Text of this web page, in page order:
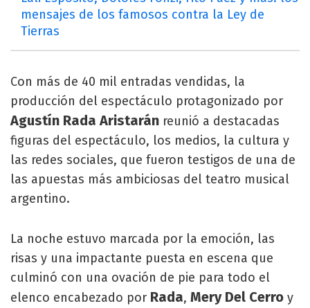
mensajes de los famosos contra la Ley de
Tierras
Con más de 40 mil entradas vendidas, la
producción del espectáculo protagonizado por
Agustín Rada Aristarán reunió a destacadas
figuras del espectáculo, los medios, la cultura y
las redes sociales, que fueron testigos de una de
las apuestas más ambiciosas del teatro musical
argentino.
La noche estuvo marcada por la emoción, las
risas y una impactante puesta en escena que
culminó con una ovación de pie para todo el
elenco encabezado por Rada, Mery Del Cerro y